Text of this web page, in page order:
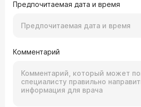
Предпочитаемая дата и время
Комментарий